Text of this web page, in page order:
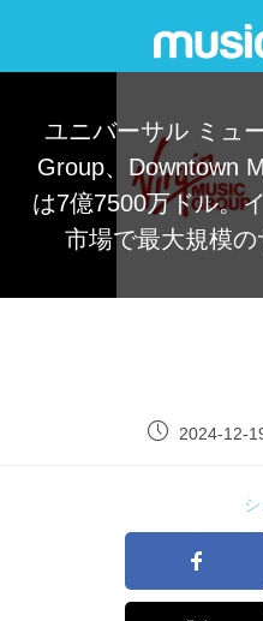
ユニバーサル ミュ
Group、Downtown
は7億7500万ドル。
市場で最大規模
2024-12-